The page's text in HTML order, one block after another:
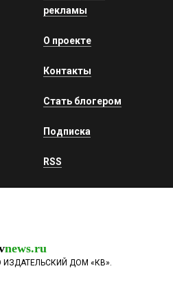
рекламы
О проекте
Контакты
Стать блогером
Подписка
RSS
news.ru
ДОМ «КВ».